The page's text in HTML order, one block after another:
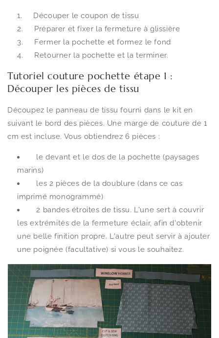
Découper le coupon de tissu
Préparer et fixer la fermeture à glissière
Fermer la pochette et formez le fond
Retourner la pochette et la terminer.
Tutoriel couture pochette étape 1 :
Découper les pièces de tissu
Découpez le panneau de tissu fourni dans le kit en
suivant le bord des pièces. Une marge de couture de 1
cm est incluse. Vous obtiendrez 6 pièces :
le devant et le dos de la pochette (paysages
marins)
les 2 pièces de la doublure (dans ce cas
imprimé monogrammé)
2 bandes étroites de tissu. L'une sert à couvrir
les extrémités de la fermeture éclair, afin d'obtenir
une belle finition propre. L'autre peut servir à ajouter
une poignée (facultative) si vous le souhaitez.